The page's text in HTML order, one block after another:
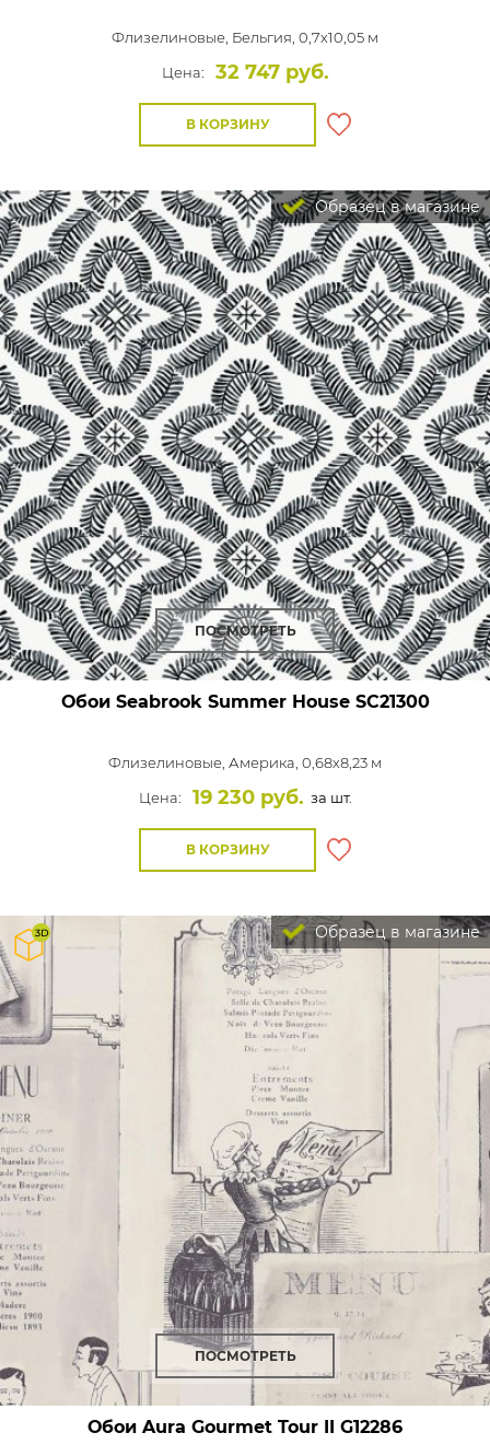
Флизелиновые, Бельгия, 0,7x10,05 м
Цена:
32 747 руб.
В КОРЗИНУ
Образец в магазине
ПОСМОТРЕТЬ
Обои Seabrook Summer HouseSC21300
Флизелиновые, Америка, 0,68x8,23 м
Цена:
19 230 руб. за шт.
В КОРЗИНУ
Образец в магазине
ПОСМОТРЕТЬ
Обои Aura Gourmet Tour II G12286